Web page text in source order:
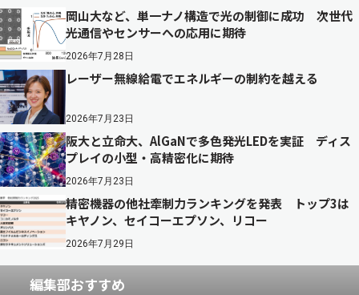
岡山大など、単一ナノ構造で光の制御に成功 次世代
光通信やセンサーへの応用に期待
2026年7月28日
レーザー無線給電でエネルギーの制約を越える
2026年7月23日
阪大と立命大、AlGaNで多色発光LEDを実証 ディス
プレイの小型・高精密化に期待
2026年7月23日
精密機器の他社牽制力ランキングを発表 トップ3は
キヤノン、セイコーエプソン、リコー
2026年7月29日
編集部おすすめ